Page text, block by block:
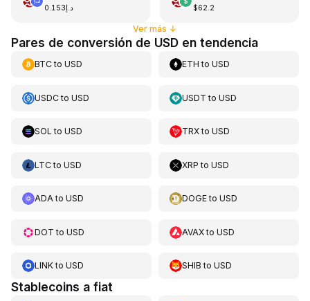
د.إ0.153 $62.2
Ver más ↓
Pares de conversión de USD en tendencia
BTCto USD ETH toUSD
USDCto USD USDT toUSD
SOL to USD TRXtoUSD
LTCto USD XRP toUSD
ADAto USD DOGEtoUSD
DOT to USD AVAXtoUSD
LINKto USD SHIB toUSD
Stablecoins a fiat